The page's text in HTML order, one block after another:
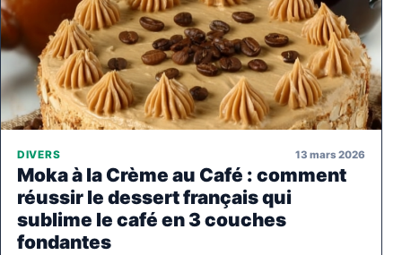
DIVERS 13 mars 2026
Moka à la Crème au Café : comment
réussir le dessert français qui
sublime le café en 3 couches
fondantes